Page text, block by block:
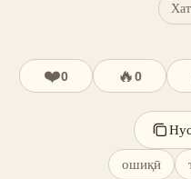
❤️0 🔥0
ошиқӣ